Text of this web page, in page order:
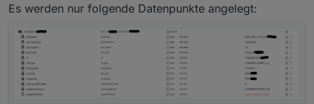
Es werden nur folgende Datenpunkte angelegt: